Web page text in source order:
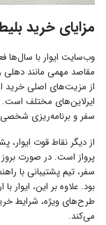
مزایای خرید
وب‌سایت ایوار با سال‌ها
مقاصد مهمی مانند
از مزیت‌های اصلی خرید
ایرلاین‌های مختلف است.
سفر و برنامه‌ریزی
از دیگر نقاط قوت ایوار،
پرواز است. در صورت بروز
سفر، تیم پشتیبانی با
بود. علاوه بر این،
طرح‌های ویژه، شرایط
می‌کند.